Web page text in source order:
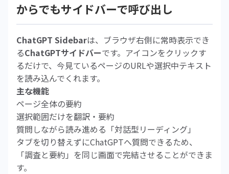
からでもサイドバーで呼び出し
ChatGPT Sidebarは、ブラウザ右側に常時表示でき
るChatGPTサイドバーです。アイコンをクリックす
るだけで、今見ているページのURLや選択中テキスト
を読み込んでくれます。
主な機能
ページ全体の要約
選択範囲だけを翻訳・要約
質問しながら読み進める「対話型リーディング」
タブを切り替えずにChatGPTへ質問できるため、
「調査と要約」を同じ画面で完結させることができま
す。